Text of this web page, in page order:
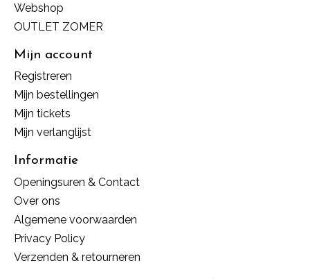
Webshop
OUTLET ZOMER
Mijn account
Registreren
Mijn bestellingen
Mijn tickets
Mijn verlanglijst
Informatie
Openingsuren & Contact
Over ons
Algemene voorwaarden
Privacy Policy
Verzenden & retourneren